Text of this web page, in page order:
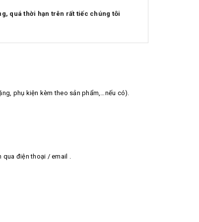
quá thời hạn trên rất tiếc chúng tôi
phụ kiện kèm theo sản phẩm,…nếu có).
qua điện thoại / email .